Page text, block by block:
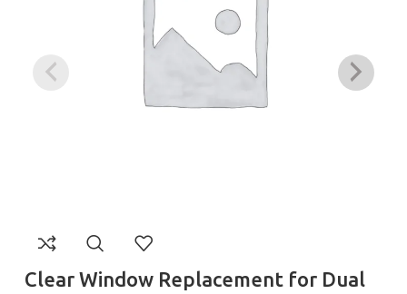
Clear Window Replacement for Dual